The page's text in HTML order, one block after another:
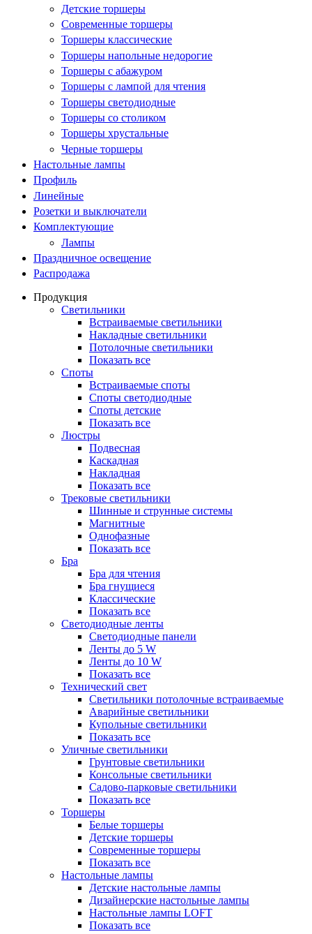
Детские торшеры
Современные торшеры
Торшеры классические
Торшеры напольные недорогие
Торшеры с абажуром
Торшеры с лампой для чтения
Торшеры светодиодные
Торшеры со столиком
Торшеры хрустальные
Черные торшеры
Настольные лампы
Профиль
Линейные
Розетки и выключатели
Комплектующие
Лампы
Праздничное освещение
Распродажа
Продукция
Светильники
Встраиваемые светильники
Накладные светильники
Потолочные светильники
Показать все
Споты
Встраиваемые споты
Споты светодиодные
Споты детские
Показать все
Люстры
Подвесная
Каскадная
Накладная
Показать все
Трековые светильники
Шинные и струнные системы
Магнитные
Однофазные
Показать все
Бра
Бра для чтения
Бра гнущиеся
Классические
Показать все
Светодиодные ленты
Светодиодные панели
Ленты до 5 W
Ленты до 10 W
Показать все
Технический свет
Cветильники потолочные встраиваемые
Аварийные светильники
Купольные светильники
Показать все
Уличные светильники
Грунтовые светильники
Консольные светильники
Садово-парковые светильники
Показать все
Торшеры
Белые торшеры
Детские торшеры
Современные торшеры
Показать все
Настольные лампы
Детские настольные лампы
Дизайнерские настольные лампы
Настольные лампы LOFT
Показать все